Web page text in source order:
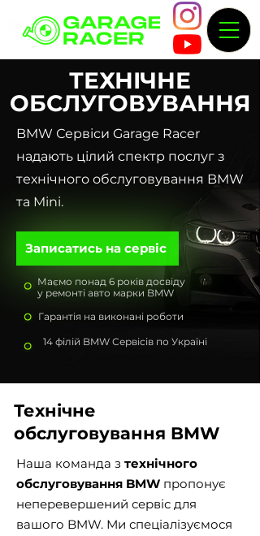
ТЕХНІЧНЕ
ОБСЛУГОВУВАННЯ
BMW Сервіси Garage Racer
надають цілий спектр послуг з
технічного обслуговування BMW
та Mini.
Записатись на сервіс
Маємо понад 6 років досвіду
у ремонті авто марки BMW
Гарантія на виконані роботи
14 філій BMW Сервісів по Україні
Технічне
обслуговування BMW
Наша команда з технічного
обслуговування BMW пропонує
неперевершений сервіс для
вашого BMW. Ми спеціалізуємося